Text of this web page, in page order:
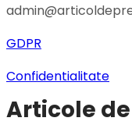
GDPR
Confidentialitate
Articole